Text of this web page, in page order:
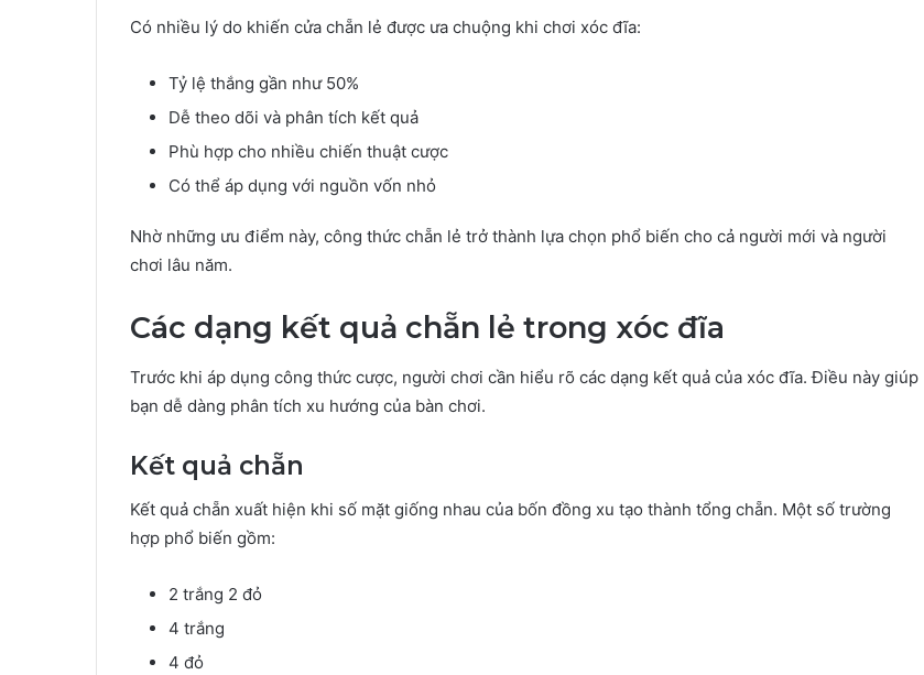
Có nhiều lý do khiến cửa chẵn lẻ được ưa chuộng khi chơi xóc đĩa:
Tỷ lệ thắng gần như 50%
Dễ theo dõi và phân tích kết quả
Phù hợp cho nhiều chiến thuật cược
Có thể áp dụng với nguồn vốn nhỏ
Nhờ những ưu điểm này, công thức chẵn lẻ trở thành lựa chọn phổ biến cho cả người mới và người
chơi lâu năm.
Các dạng kết quả chẵn lẻ trong xóc đĩa
Trước khi áp dụng công thức cược, người chơi cần hiểu rõ các dạng kết quả của xóc đĩa. Điều này giúp
bạn dễ dàng phân tích xu hướng của bàn chơi.
Kết quả chẵn
Kết quả chẵn xuất hiện khi số mặt giống nhau của bốn đồng xu tạo thành tổng chẵn. Một số trường
hợp phổ biến gồm:
2 trắng 2 đỏ
4 trắng
4 đỏ